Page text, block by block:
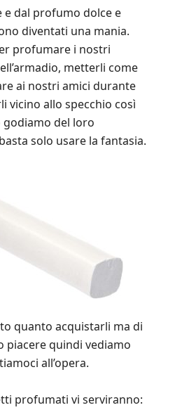
dal profumo dolce e
diventati una mania.
profumare i nostri
metterli come
ai nostri amici durante
vicino allo specchio così
del loro
solo usare la fantasia.
quanto acquistarli ma di
piacere quindi vediamo
all’opera.
profumati vi serviranno: